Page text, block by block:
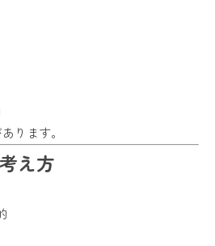
ります。
え方